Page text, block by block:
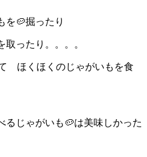
を🥔掘ったり
取ったり。。。。
ほくほくのじゃがいもを食
るじゃがいも🥔は美味しかった